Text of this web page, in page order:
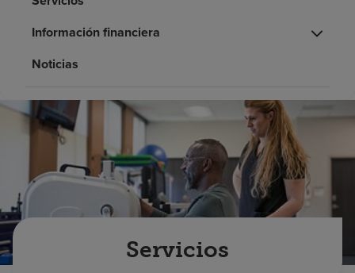
Recursos de salud
Empleos
Pagar mi factura
Información financiera
Noticias
Servicios